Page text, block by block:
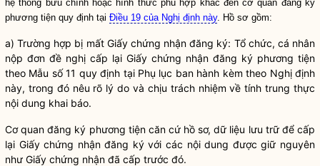
hệ thống bưu chính hoặc hình thức phù hợp khác đến cơ quan đăng ký
phương tiện quy định tại Điều 19 của Nghị định này. Hồ sơ gồm:
a) Trường hợp bị mất Giấy chứng nhận đăng ký: Tổ chức, cá nhân
nộp đơn đề nghị cấp lại Giấy chứng nhận đăng ký phương tiện
theo Mẫu số 11 quy định tại Phụ lục ban hành kèm theo Nghị định
này, trong đó nêu rõ lý do và chịu trách nhiệm về tính trung thực
nội dung khai báo.
Cơ quan đăng ký phương tiện căn cứ hồ sơ, dữ liệu lưu trữ để cấp
lại Giấy chứng nhận đăng ký với các nội dung được giữ nguyên
như Giấy chứng nhận đã cấp trước đó.